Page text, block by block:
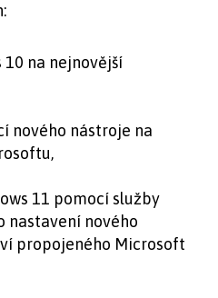
na nejnovější
nového nástroje na
11 pomocí služby
nastavení nového
propojeného Microsoft